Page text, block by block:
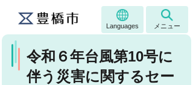
Languages メニュー
令和６年台風第10号に
伴う災害に関するセー